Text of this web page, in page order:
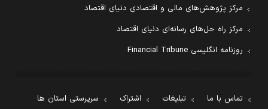
مرکز پژوهش‌های مالی و اقتصادی دنیای اقتصاد
مرکز راه حل‌های رسانه‌ای دنیای اقتصاد
روزنامه انگلیسی Financial Tribune
تماس با ما تبلیغات اشتراک سرپرستی استان ها